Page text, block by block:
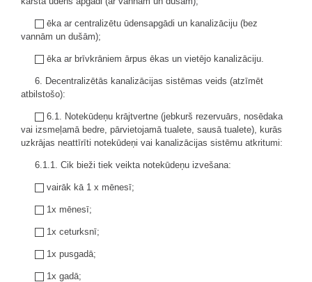
ēka ar centralizētu ūdensapgādi un kanalizāciju (bez
vannām un dušām);
ēka ar brīvkrāniem ārpus ēkas un vietējo kanalizāciju.
6. Decentralizētās kanalizācijas sistēmas veids (atzīmēt
atbilstošo):
6.1. Notekūdeņu krājtvertne (jebkurš rezervuārs, nosēdaka
vai izsmeļamā bedre, pārvietojamā tualete, sausā tualete), kurās
uzkrājas neattīrīti notekūdeņi vai kanalizācijas sistēmu atkritumi:
6.1.1. Cik bieži tiek veikta notekūdeņu izvešana:
vairāk kā 1 x mēnesī;
1x mēnesī;
1x ceturksnī;
1x pusgadā;
1x gadā;